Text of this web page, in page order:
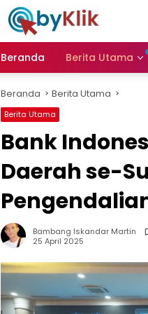
Beranda Berita Utama
Beranda Berita Utama
Berita Utama
Bank
Daerah se-
Bambang Iskandar Martin
25 April 2025